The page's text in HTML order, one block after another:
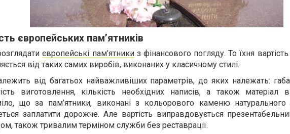
європейських пам’ятників
європейські пам’ятникиз фінансового погляду. То їхня
від таких самих виробів, виконаних у класичному стилі.
від багатьох найважливіших параметрів, до яких належать:
виготовлення, кількість необхідних написів, а також матеріал
що за пам’ятники, виконані з кольорового каменю натурального
заплатити дорожче. Але вартість виправдовується
також тривалим терміном служби без реставрації.